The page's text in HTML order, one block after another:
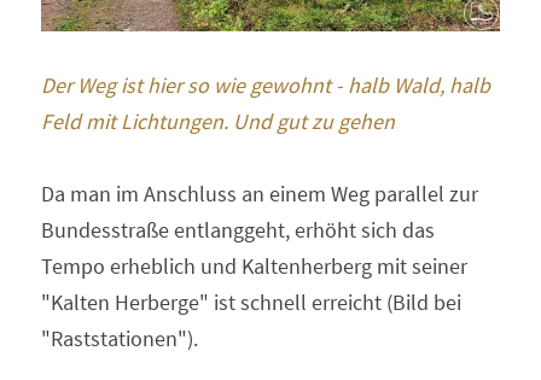
Der Weg ist hier so wie gewohnt - halb Wald, halb
Feld mit Lichtungen. Und gut zu gehen
Da man im Anschluss an einem Weg parallel zur
Bundesstraße entlanggeht, erhöht sich das
Tempo erheblich und Kaltenherberg mit seiner
"Kalten Herberge" ist schnell erreicht (Bild bei
"Raststationen").